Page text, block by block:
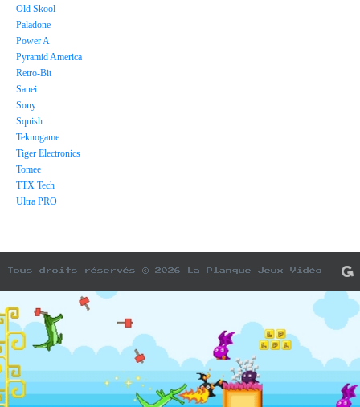
Old Skool
Paladone
Power A
Pyramid America
Retro-Bit
Sanei
Sony
Squish
Teknogame
Tiger Electronics
Tomee
TTX Tech
Ultra PRO
Tous droits réservés © 2026 La Planque Jeux Vidéo